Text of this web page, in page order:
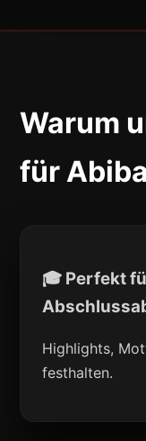
Warum
für
🎓 Perfekt
Highlights,
festhalten.